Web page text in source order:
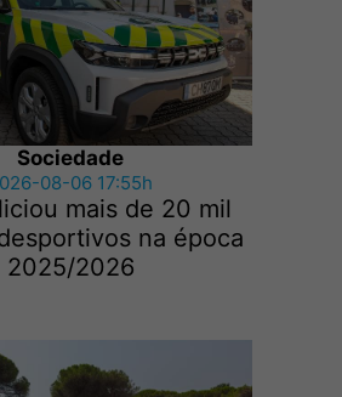
Sociedade
08-06 17:55h
mais de 20 mil
na época
2025/2026